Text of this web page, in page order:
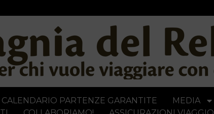
CALENDARIO PARTENZE GARANTITE MEDIA